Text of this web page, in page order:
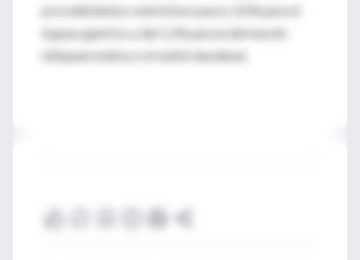
procedimientos restrictivos puros, 0,5% para el
bypass gástrico y del 1,1% para la derivación
biliopancreática o el switch duodenal.